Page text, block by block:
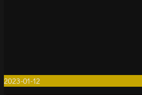
2023-01-12